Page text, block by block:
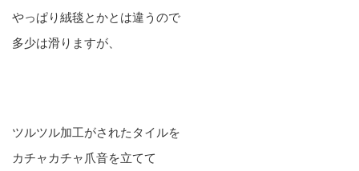
やっぱり絨毯とかとは違うので
多少は滑りますが、
ツルツル加工がされたタイルを
カチャカチャ爪音を立てて